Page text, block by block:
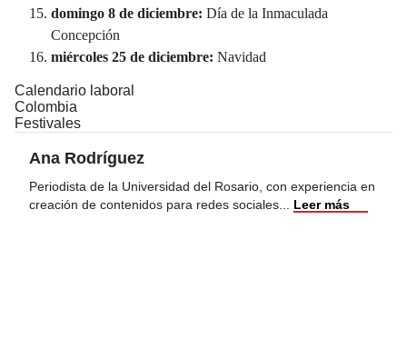
domingo 8 de diciembre: Día de la Inmaculada
Concepción
miércoles 25 de diciembre: Navidad
Calendario laboral
Colombia
Festivales
Ana Rodríguez
Periodista de la Universidad del Rosario, con experiencia en
creación de contenidos para redes sociales
Leer más